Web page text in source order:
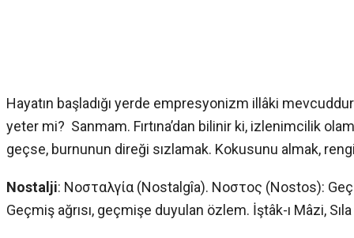
Hayatın başladığı yerde empresyonizm illâki
yeter mi? Sanmam. Fırtına’dan bilinir ki, izlenimcilik
geçse, burnunun direği sızlamak. Kokusunu almak,
Nostalji: Nοσταλγία (Nostalgîa). Νοστος (Nostos):
Geçmiş ağrısı, geçmişe duyulan özlem. İştâk-ı Mâzi,